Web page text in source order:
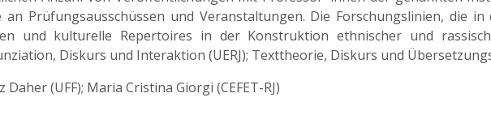
Prüfungsausschüssen und Veranstaltungen. Die Forschungslinien, die in
und kulturelle Repertoires in der Konstruktion ethnischer und
Diskurs und Interaktion (UERJ); Texttheorie, Diskurs und
(UFF); Maria Cristina Giorgi (CEFET-RJ)